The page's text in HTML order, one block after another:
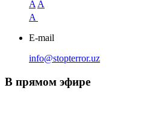
A A
A
E-mail
info@stopterror.uz
В прямом эфире